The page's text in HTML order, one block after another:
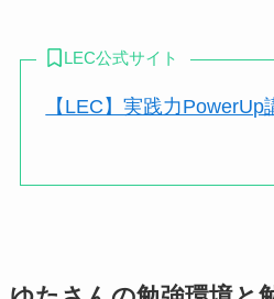
LEC公式サイト
【LEC】実践力